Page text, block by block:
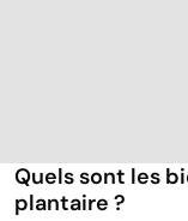
Quels sont les
plantaire ?